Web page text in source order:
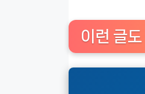
이런 글